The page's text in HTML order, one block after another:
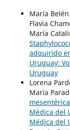
María
Flavia
María
adquirido
Uruguay:
Uruguay
Lorena
María
Médica del
Médica del